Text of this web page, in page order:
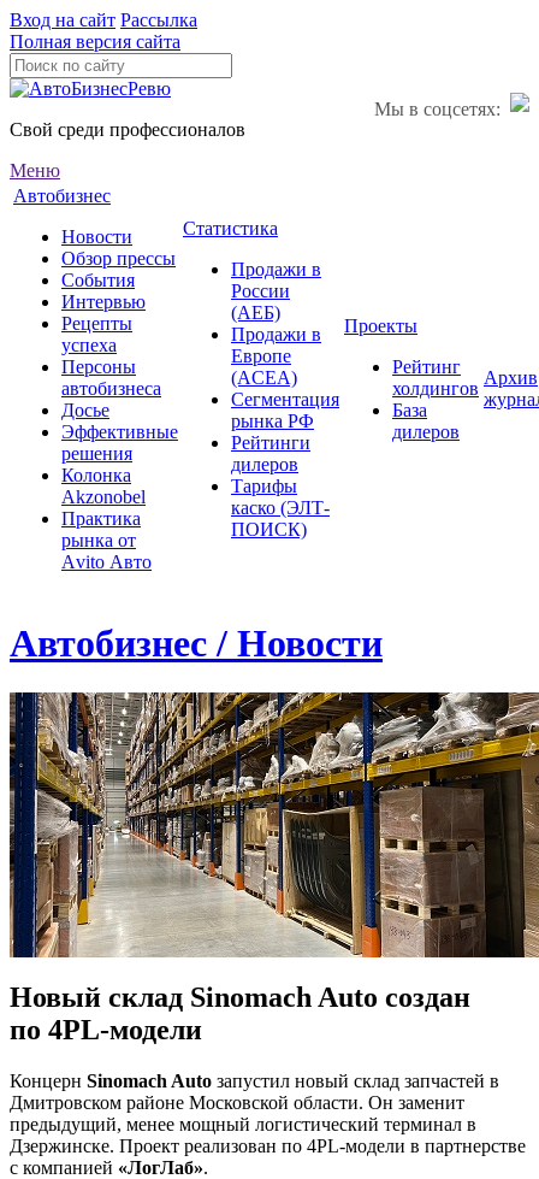
Вход на сайт Рассылка
Полная версия сайта
Мы в соцсетях:
Свой среди профессионалов
Меню
Автобизнес
Новости
Обзор прессы
События
Интервью
Рецепты
успеха
Персоны
автобизнеса
Досье
Эффективные
решения
Колонка
Akzonobel
Практика
рынка от
Аvito Авто
Статистика
Продажи в
России
(АЕБ)
Продажи в
Европе
(ACEA)
Сегментация
рынка РФ
Рейтинги
дилеров
Тарифы
каско (ЭЛТ-
ПОИСК)
Проекты
Рейтинг
холдингов
База
дилеров
Архив
Автобизнес / Новости
Новый склад Sinomach Auto создан
по 4PL-модели
Концерн Sinomach Auto запустил новый склад запчастей в
Дмитровском районе Московской области. Он заменит
предыдущий, менее мощный логистический терминал в
Дзержинске. Проект реализован по 4PL-модели в партнерстве
с компанией «ЛогЛаб».